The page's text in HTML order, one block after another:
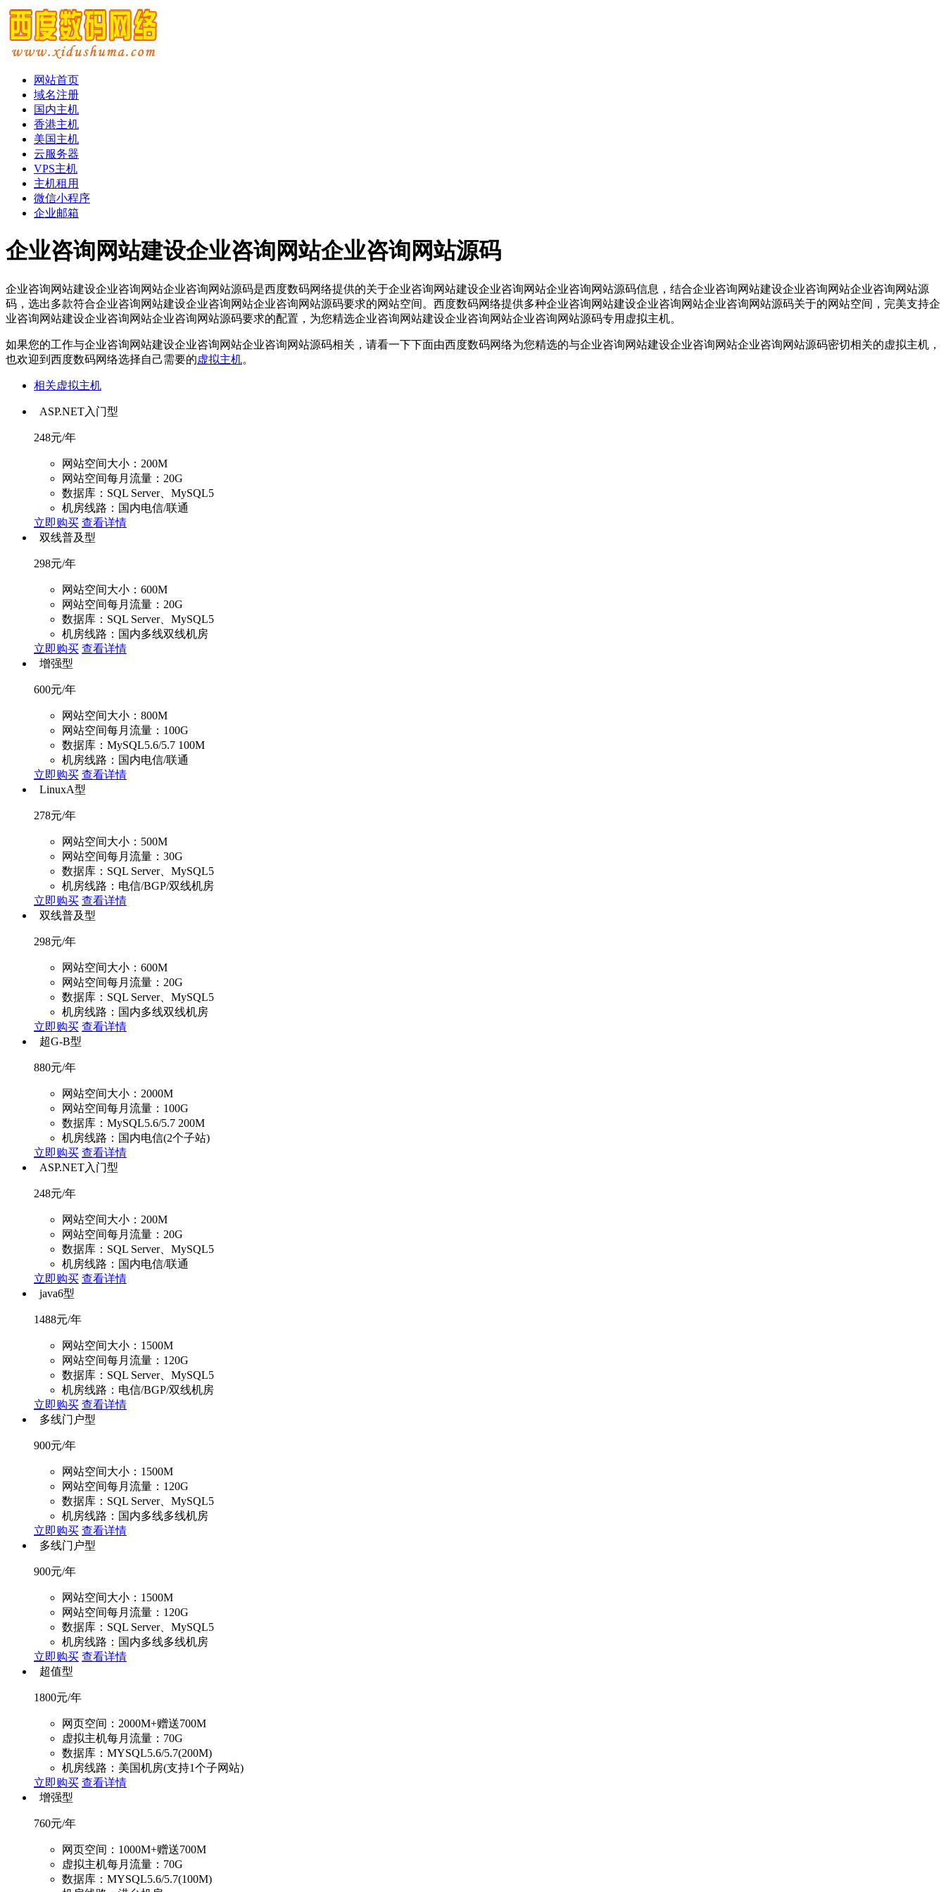
网站首页
域名注册
国内主机
香港主机
美国主机
云服务器
VPS主机
主机租用
微信小程序
企业邮箱
企业咨询网站建设企业咨询网站企业咨询网站源码
企业咨询网站建设企业咨询网站企业咨询网站源码是西度数码网络提供的关于企业咨询网站建设企业咨询网站企业咨询网站源码信息，结合企业咨询网站建设企业咨询网站企业咨询网站源
码，选出多款符合企业咨询网站建设企业咨询网站企业咨询网站源码要求的网站空间。西度数码网络提供多种企业咨询网站建设企业咨询网站企业咨询网站源码关于的网站空间，完美支持企
业咨询网站建设企业咨询网站企业咨询网站源码要求的配置，为您精选企业咨询网站建设企业咨询网站企业咨询网站源码专用虚拟主机。
如果您的工作与企业咨询网站建设企业咨询网站企业咨询网站源码相关，请看一下下面由西度数码网络为您精选的与企业咨询网站建设企业咨询网站企业咨询网站源码密切相关的虚拟主机，
也欢迎到西度数码网络选择自己需要的虚拟主机。
相关虚拟主机
ASP.NET入门型
248元/年
网站空间大小：200M
网站空间每月流量：20G
数据库：SQL Server、MySQL5
机房线路：国内电信/联通
立即购买 查看详情
双线普及型
298元/年
网站空间大小：600M
网站空间每月流量：20G
数据库：SQL Server、MySQL5
机房线路：国内多线双线机房
立即购买 查看详情
增强型
600元/年
网站空间大小：800M
网站空间每月流量：100G
数据库：MySQL5.6/5.7 100M
机房线路：国内电信/联通
立即购买 查看详情
LinuxA型
278元/年
网站空间大小：500M
网站空间每月流量：30G
数据库：SQL Server、MySQL5
机房线路：电信/BGP/双线机房
立即购买 查看详情
双线普及型
298元/年
网站空间大小：600M
网站空间每月流量：20G
数据库：SQL Server、MySQL5
机房线路：国内多线双线机房
立即购买 查看详情
超G-B型
880元/年
网站空间大小：2000M
网站空间每月流量：100G
数据库：MySQL5.6/5.7 200M
机房线路：国内电信(2个子站)
立即购买 查看详情
ASP.NET入门型
248元/年
网站空间大小：200M
网站空间每月流量：20G
数据库：SQL Server、MySQL5
机房线路：国内电信/联通
立即购买 查看详情
java6型
1488元/年
网站空间大小：1500M
网站空间每月流量：120G
数据库：SQL Server、MySQL5
机房线路：电信/BGP/双线机房
立即购买 查看详情
多线门户型
900元/年
网站空间大小：1500M
网站空间每月流量：120G
数据库：SQL Server、MySQL5
机房线路：国内多线多线机房
立即购买 查看详情
多线门户型
900元/年
网站空间大小：1500M
网站空间每月流量：120G
数据库：SQL Server、MySQL5
机房线路：国内多线多线机房
立即购买 查看详情
超值型
1800元/年
网页空间：2000M+赠送700M
虚拟主机每月流量：70G
数据库：MYSQL5.6/5.7(200M)
机房线路：美国机房(支持1个子网站)
立即购买 查看详情
增强型
760元/年
网页空间：1000M+赠送700M
虚拟主机每月流量：70G
数据库：MYSQL5.6/5.7(100M)